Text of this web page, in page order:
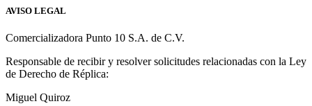
AVISO LEGAL
Comercializadora Punto 10 S.A. de C.V.
Responsable de recibir y resolver solicitudes relacionadas con la Ley
de Derecho de Réplica:
Miguel Quiroz